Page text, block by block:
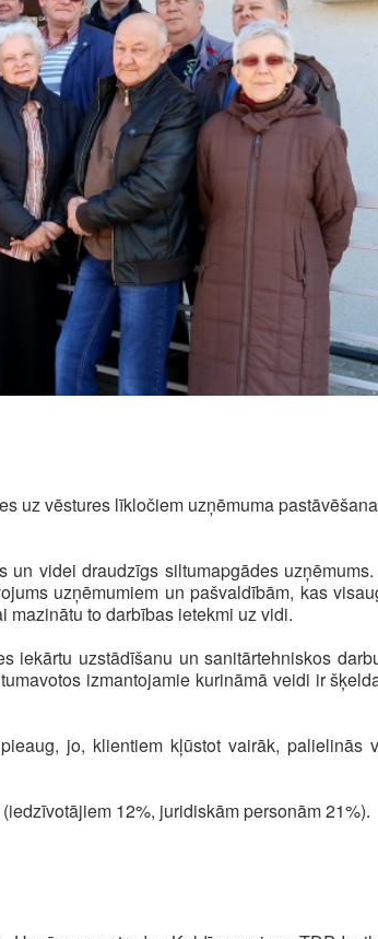
uz vēstures līkločiem uzņēmuma
videi draudzīgs siltumapgādes
uzņēmumiem un pašvaldībām, kas
to darbības ietekmi uz vidi.
iekārtu uzstādīšanu un sanitārtehniskos
izmantojamie kurināmā veidi ir
jo, klientiem kļūstot vairāk, palielinās
12%, juridiskām personām 21%).